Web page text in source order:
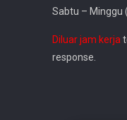
Sabtu – Minggu
Diluar jam kerja
response.